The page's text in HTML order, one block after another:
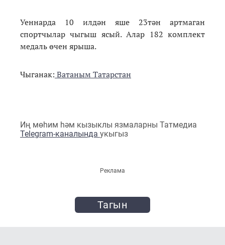
Уеннарда 10 илдән яше 23тән артмаган
спортчылар чыгыш ясый. Алар 182 комплект
медаль өчен ярыша.
Чыганак: Ватаным Татарстан
Иң мөһим һәм кызыклы язмаларны Татмедиа
Telegram-каналында укыгыз
Реклама
Тагын